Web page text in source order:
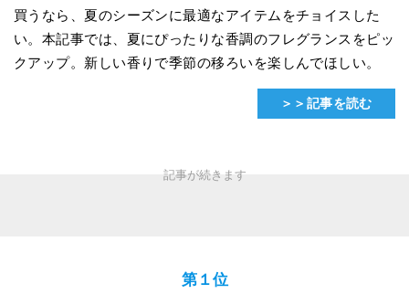
買うなら、夏のシーズンに最適なアイテムをチョイスした
い。本記事では、夏にぴったりな香調のフレグランスをピッ
クアップ。新しい香りで季節の移ろいを楽しんでほしい。
＞＞記事を読む
第１位